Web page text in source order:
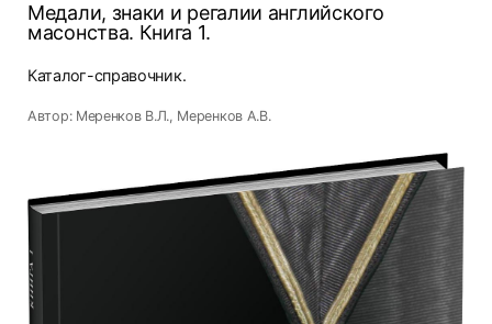
Медали, знаки и регалии английского
масонства. Книга 1.
Каталог-справочник.
Автор: Меренков В.Л., Меренков А.В.